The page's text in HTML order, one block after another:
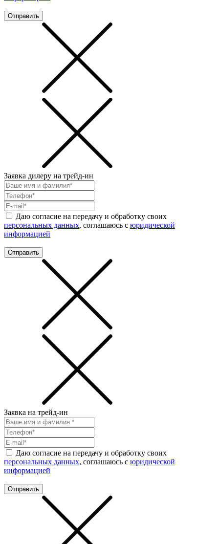
Отправить
Заявка дилеру на трейд-ин
Даю согласие на передачу и обработку своих
персональных данных, соглашаюсь с юридической
информацией
Отправить
Заявка на трейд-ин
Даю согласие на передачу и обработку своих
персональных данных, соглашаюсь с юридической
информацией
Отправить